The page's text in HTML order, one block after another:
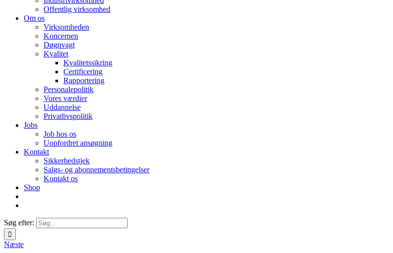
Offentlig virksomhed
Om os
Virksomheden
Koncernen
Døgnvagt
Kvalitet
Kvalitetssikring
Certificering
Rapportering
Personalepolitik
Vores værdier
Uddannelse
Privatlivspolitik
Jobs
Job hos os
Uopfordret ansøgning
Kontakt
Sikkerhedstjek
Salgs- og abonnementsbetingelser
Kontakt os
Shop
Søg efter:
Næste